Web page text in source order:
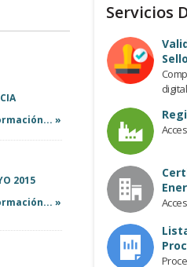
»
2015
»
Servicios